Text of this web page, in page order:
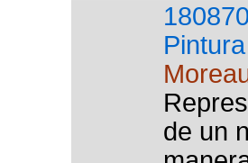
Pintura
de un